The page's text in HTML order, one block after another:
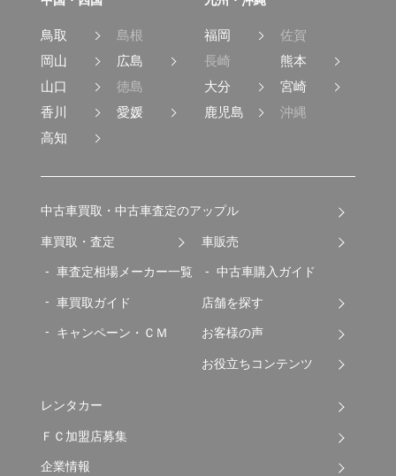
鳥取
島根
岡山
広島
山口
徳島
香川
愛媛
高知
福岡
佐賀
長崎
熊本
大分
宮崎
鹿児島
沖縄
中古車買取・中古車査定のアップル
車買取・査定
車査定相場メーカー一覧
車買取ガイド
キャンペーン・ＣＭ
車販売
中古車購入ガイド
店舗を探す
お客様の声
お役立ちコンテンツ
レンタカー
ＦＣ加盟店募集
企業情報